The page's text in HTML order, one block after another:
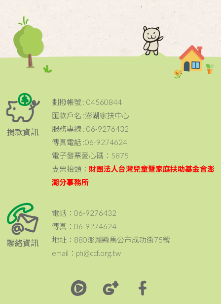
捐款資訊
劃撥帳號 : 04560844
匯款戶名 :澎湖家扶中心
服務專線 : 06-9276432
傳真電話 :06-9274624
電子發票愛心碼：5875
支票抬頭： 財團法人台灣兒童暨家庭扶助基金會澎
湖分事務所
聯絡資訊
電話：06-9276432
傳真：06-9274624
地址：880澎湖縣馬公市成功街75號
email：ph@ccf.org.tw